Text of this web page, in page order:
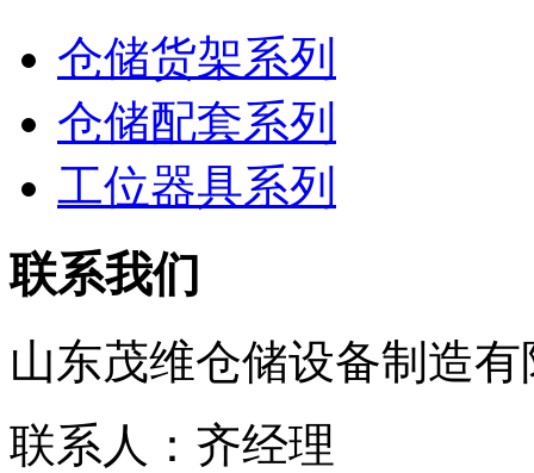
仓储货架系列
仓储配套系列
工位器具系列
联系我们
山东茂维仓储设备制造
联系人：齐经理